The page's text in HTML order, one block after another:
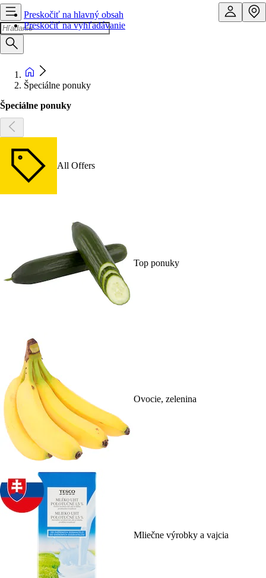
Preskočiť na hlavný obsah
Preskočiť na vyhľadávanie
Špeciálne ponuky
Špeciálne ponuky
All Offers
Top ponuky
Ovocie, zelenina
Mliečne výrobky a vajcia